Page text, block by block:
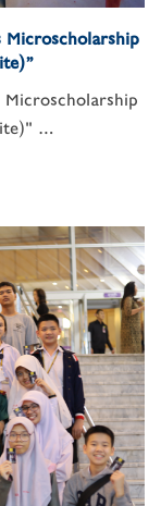
Microscholarship
Microscholarship
...